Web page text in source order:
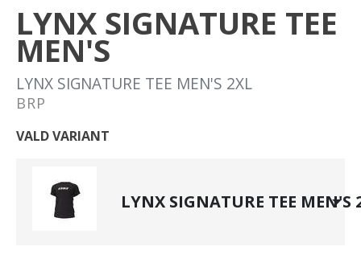
LYNX SIGNATURE TEE
MEN'S
LYNX SIGNATURE TEE MEN'S 2XL
BRP
VALD VARIANT
LYNX SIGNATURE TEE MEN'S